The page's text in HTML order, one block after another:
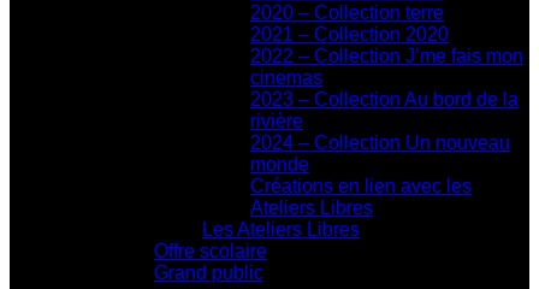
2020 – Collection terre
2021 – Collection 2020
2022 – Collection J’me fais mon
cinemas
2023 – Collection Au bord de la
rivière
2024 – Collection Un nouveau
monde
Créations en lien avec les
Ateliers Libres
Les Ateliers Libres
Offre scolaire
Grand public